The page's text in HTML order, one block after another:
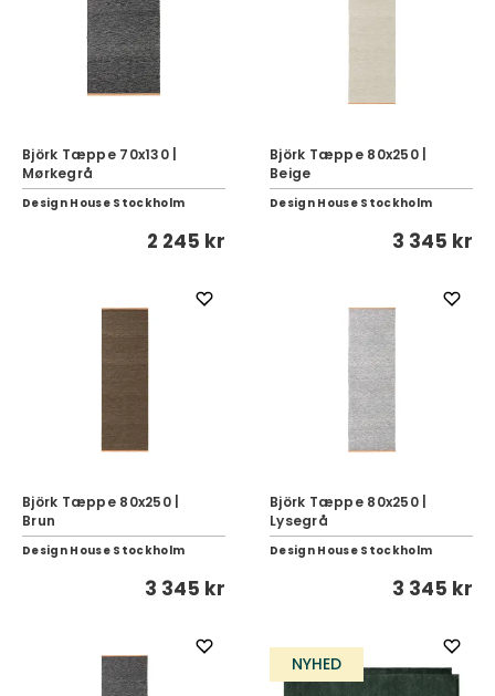
Björk Tæppe 70x130 |
Mørkegrå
Design House Stockholm
2 245 kr
Björk Tæppe 80x250 |
Beige
Design House Stockholm
3 345 kr
Björk Tæppe 80x250 |
Brun
Design House Stockholm
3 345 kr
Björk Tæppe 80x250 |
Lysegrå
Design House Stockholm
3 345 kr
NYHED